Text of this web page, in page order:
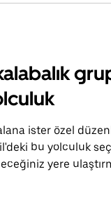
ister özel
bu yolculuk
yere